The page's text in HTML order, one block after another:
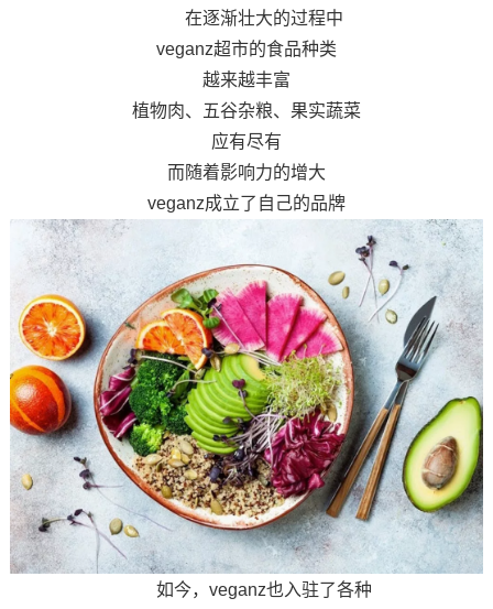
在逐渐壮大的过程中
veganz超市的食品种类
越来越丰富
植物肉、五谷杂粮、果实蔬菜
应有尽有
而随着影响力的增大
veganz成立了自己的品牌
如今，veganz也入驻了各种